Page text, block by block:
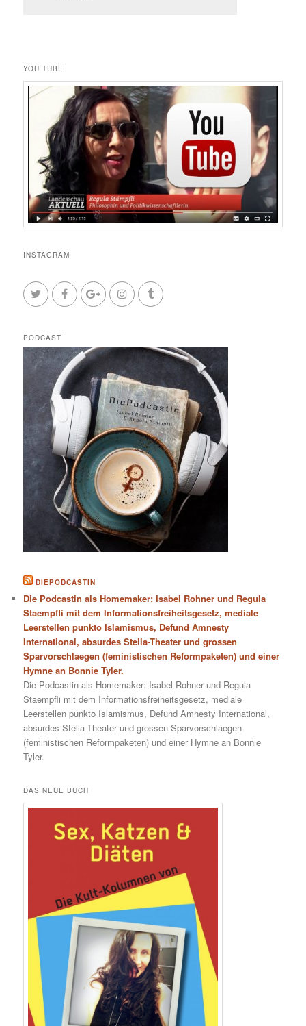
YOU TUBE
INSTAGRAM
PODCAST
DIEPODCASTIN
Die Podcastin als Homemaker: Isabel Rohner und Regula
Staempfli mit dem Informationsfreiheitsgesetz, mediale
Leerstellen punkto Islamismus, Defund Amnesty
International, absurdes Stella-Theater und grossen
Sparvorschlaegen (feministischen Reformpaketen) und einer
Hymne an Bonnie Tyler.
Die Podcastin als Homemaker: Isabel Rohner und Regula
Staempfli mit dem Informationsfreiheitsgesetz, mediale
Leerstellen punkto Islamismus, Defund Amnesty International,
absurdes Stella-Theater und grossen Sparvorschlaegen
(feministischen Reformpaketen) und einer Hymne an Bonnie
Tyler.
DAS NEUE BUCH